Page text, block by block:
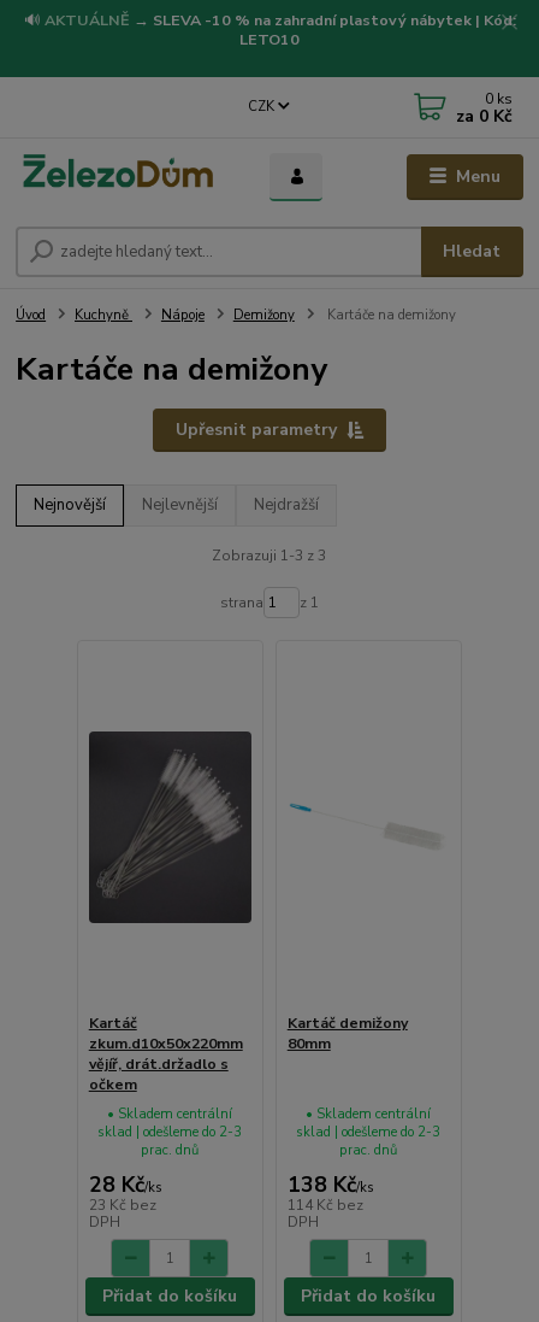
🔊 AKTUÁLNĚ → SLEVA -10 % na zahradní plastový nábytek | Kód:
LETO10
Menu
CZK
Hledat
0 ks
za 0 Kč
Úvod Kuchyně Nápoje Demižony Kartáče na demižony
Kartáče na demižony
Upřesnit parametry
Nejnovější Nejlevnější Nejdražší
Zobrazuji 1-3 z 3
strana z 1
Kartáč
zkum.d10x50x220mm
vějíř, drát.držadlo s
očkem
28 Kč/ks
23 Kč bez
DPH
• Skladem centrální
sklad | odešleme do 2-3
prac. dnů
Přidat do košíku
Kartáč demižony
80mm
138 Kč/ks
114 Kč bez
DPH
• Skladem centrální
sklad | odešleme do 2-3
prac. dnů
Přidat do košíku